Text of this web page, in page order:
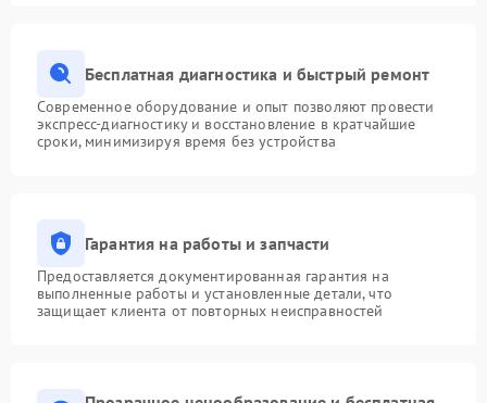
Бесплатная диагностика и быстрый ремонт
Современное оборудование и опыт позволяют провести
экспресс-диагностику и восстановление в кратчайшие
сроки, минимизируя время без устройства
Гарантия на работы и запчасти
Предоставляется документированная гарантия на
выполненные работы и установленные детали, что
защищает клиента от повторных неисправностей